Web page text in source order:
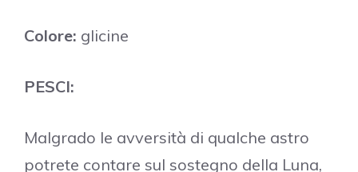
Colore: glicine
PESCI:
Malgrado le avversità di qualche astro
potrete contare sul sostegno della Luna,